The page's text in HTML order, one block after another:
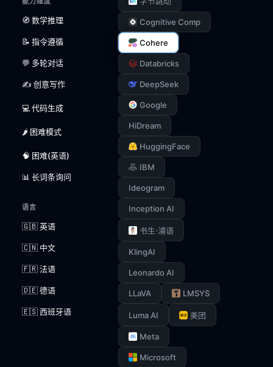
🧭 数学推理
📝 指令遵循
💬 多轮对话
✍️ 创意写作
💻 代码生成
🌶️ 困难模式
🧠 困难(英语)
📊 长词条询问
语言
🇬🇧 英语
🇨🇳 中文
🇫🇷 法语
🇩🇪 德语
🇪🇸 西班牙语
Cognitive Comp
Cohere
Databricks
DeepSeek
Google
HiDream
HuggingFace
IBM
Ideogram
Inception AI
书生·浦语
KlingAI
Leonardo AI
LLaVA LMSYS
Luma AI 美团
Meta
Microsoft